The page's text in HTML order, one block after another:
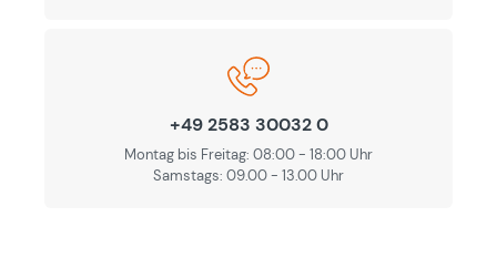
+49 2583 30032 0
Montag bis Freitag: 08:00 - 18:00 Uhr
Samstags: 09.00 - 13.00 Uhr